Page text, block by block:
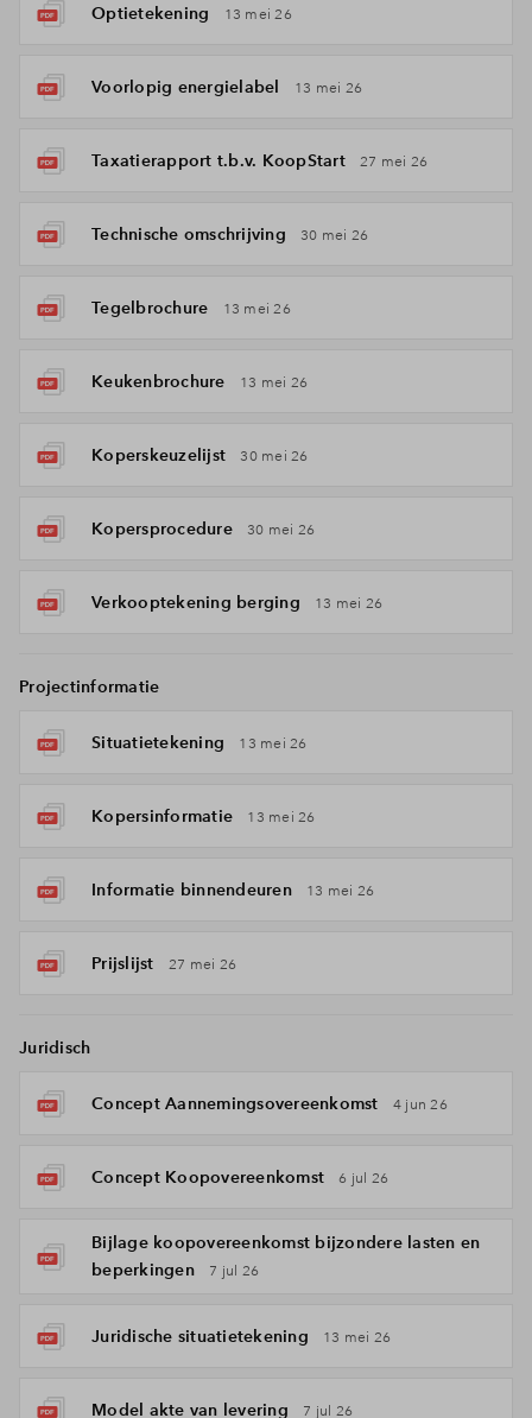
Optietekening 13 mei 26
Voorlopig energielabel 13 mei 26
Taxatierapport t.b.v. KoopStart 27 mei 26
Technische omschrijving 30 mei 26
Tegelbrochure 13 mei 26
Keukenbrochure 13 mei 26
Koperskeuzelijst 30 mei 26
Kopersprocedure 30 mei 26
Verkooptekening berging 13 mei 26
Projectinformatie
Situatietekening 13 mei 26
Kopersinformatie 13 mei 26
Informatie binnendeuren 13 mei 26
Prijslijst 27 mei 26
Juridisch
Concept Aannemingsovereenkomst 4 jun 26
Concept Koopovereenkomst 6 jul 26
Bijlage koopovereenkomst bijzondere lasten en
beperkingen
7 jul 26
Juridische situatietekening 13 mei 26
Model akte van levering 7 jul 26